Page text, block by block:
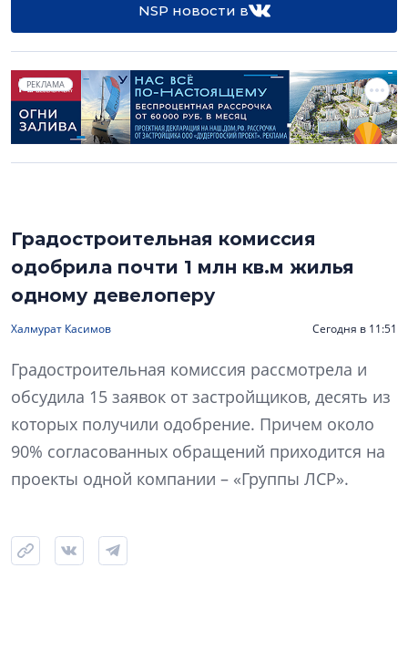
NSP новости в
РЕКЛАМА
Градостроительная комиссия
одобрила почти 1 млн кв.м жилья
одному девелоперу
Халмурат Касимов Сегодня в 11:51
Градостроительная комиссия рассмотрела и
обсудила 15 заявок от застройщиков, десять из
которых получили одобрение. Причем около
90% согласованных обращений приходится на
проекты одной компании – «Группы ЛСР».